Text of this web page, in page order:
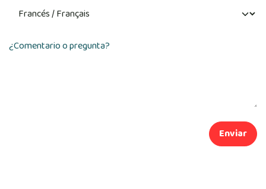
¿Comentario o pregunta?
Enviar